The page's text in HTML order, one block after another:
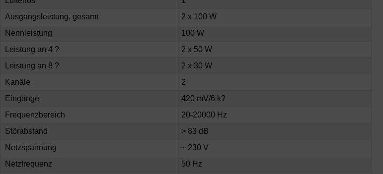
Ausgangsleistung, gesamt
2 x 100 W
Nennleistung
100 W
Leistung an 4 ?
2 x 50 W
Leistung an 8 ?
2 x 30 W
Kanäle
2
Eingänge
420 mV/6 k?
Frequenzbereich
20-20000 Hz
Störabstand
> 83 dB
Netzspannung
~ 230 V
Netzfrequenz
50 Hz